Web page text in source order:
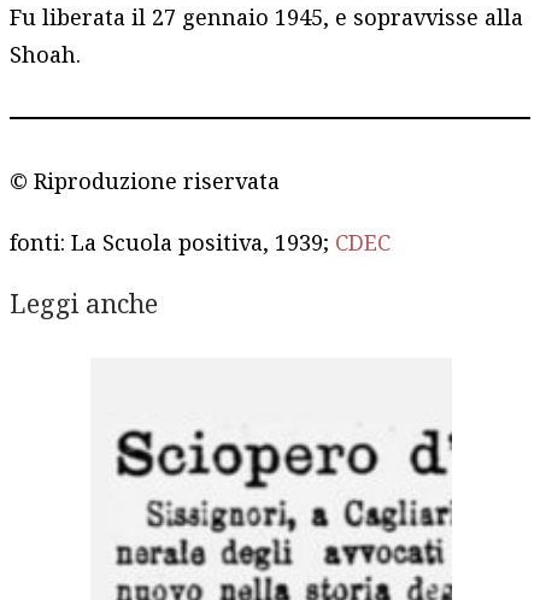
Fu liberata il 27 gennaio 1945, e sopravvisse alla
Shoah.
© Riproduzione riservata
fonti: La Scuola positiva, 1939; CDEC
Leggi anche